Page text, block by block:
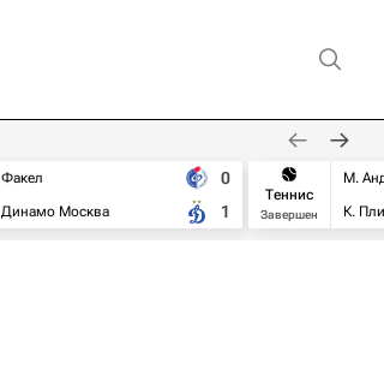
Факел
Динамо Москва
0
1
Теннис
Завершен
М.
К.